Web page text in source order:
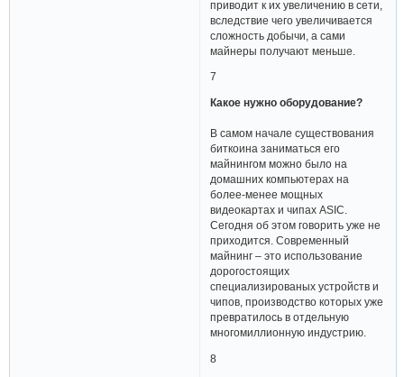
приводит к их увеличению в сети,
вследствие чего увеличивается
сложность добычи, а сами
майнеры получают меньше.
7
Какое нужно оборудование?
В самом начале существования
биткоина заниматься его
майнингом можно было на
домашних компьютерах на
более-менее мощных
видеокартах и чипах ASIC.
Сегодня об этом говорить уже не
приходится. Современный
майнинг – это использование
дорогостоящих
специализированых устройств и
чипов, производство которых уже
превратилось в отдельную
многомиллионную индустрию.
8